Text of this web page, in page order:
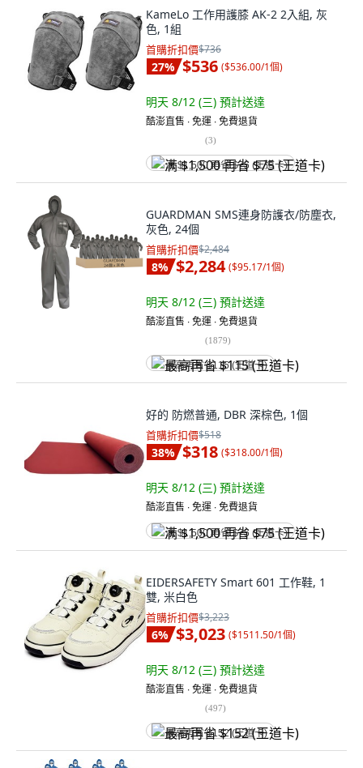
KameLo 工作用護膝 AK-2 2入組, 灰
色, 1組
首購折扣價$736
27% $536 ($536.00/1個)
明天 8/12 (三) 預計送達
酷澎直售 ∙ 免運 ∙ 免費退貨
(3)
满 $1,500 再省 $75 (王道卡)
GUARDMAN SMS連身防護衣/防塵衣,
灰色, 24個
首購折扣價$2,484
8% $2,284 ($95.17/1個)
明天 8/12 (三) 預計送達
酷澎直售 ∙ 免運 ∙ 免費退貨
(1879)
最高再省 $115 (王道卡)
好的 防燃普通, DBR 深棕色, 1個
首購折扣價$518
38% $318 ($318.00/1個)
明天 8/12 (三) 預計送達
酷澎直售 ∙ 免運 ∙ 免費退貨
满 $1,500 再省 $75 (王道卡)
EIDERSAFETY Smart 601 工作鞋, 1
雙, 米白色
首購折扣價$3,223
6% $3,023 ($1511.50/1個)
明天 8/12 (三) 預計送達
酷澎直售 ∙ 免運 ∙ 免費退貨
(497)
最高再省 $152 (王道卡)